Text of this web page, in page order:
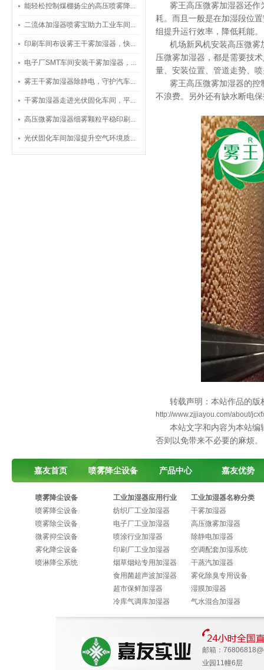
能轻松控制煤棚扬尘的高压喷雾降...
二流体加湿器喷雾宝助力工业车间...
印刷车间布设雾王干雾加湿器，快...
电子厂SMT车间安装干雾加湿器，...
雾王干雾加湿器除静电，守护汽车...
干雾加湿器走进光伏固化车间，平...
高压微雾加湿器细雾颗粒平稳印刷...
光伏固化车间加湿提升空气环境质...
雾王高压微雾加湿器还作
耗。而且一般是在加湿段位
组提升运行效率，降低耗能。
机场新风机安装高压微
压微雾加湿器，都是需要技
量、安装位置、管道走势、
雾王高压微雾加湿器的
不浪费。另外还有缺水断电
转载声明：本站作品的
http://www.zjjiayou.com/about/
本站文字和内容为本站
否则以免带来不必要的麻烦。
嘉友首页 喷雾降尘设备 产品中心 嘉友优势
喷雾降尘设备
喷雾降尘设备
喷雾除尘设备
微雾抑尘设备
雾化降尘设备
喷淋降尘系统
工业加湿器应用行业
纺织厂工业加湿器
电子厂工业加湿器
喷涂行业加湿器
印刷厂工业加湿器
烟草烟站专用加湿器
食用菌超声波加湿器
超市保鲜加湿器
冷库气调库加湿器
工业加湿器名称分类
干雾加湿器
高压微雾加湿器
除静电加湿器
空调配套加湿系统
干蒸汽加湿器
雾化除臭专用设备
湿膜加湿器
气水混合加湿器
邮箱：
业园11幢6层